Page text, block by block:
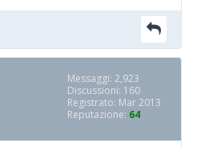
Messaggi: 2,923
Discussioni: 160
Registrato: Mar 2013
Reputazione: 64